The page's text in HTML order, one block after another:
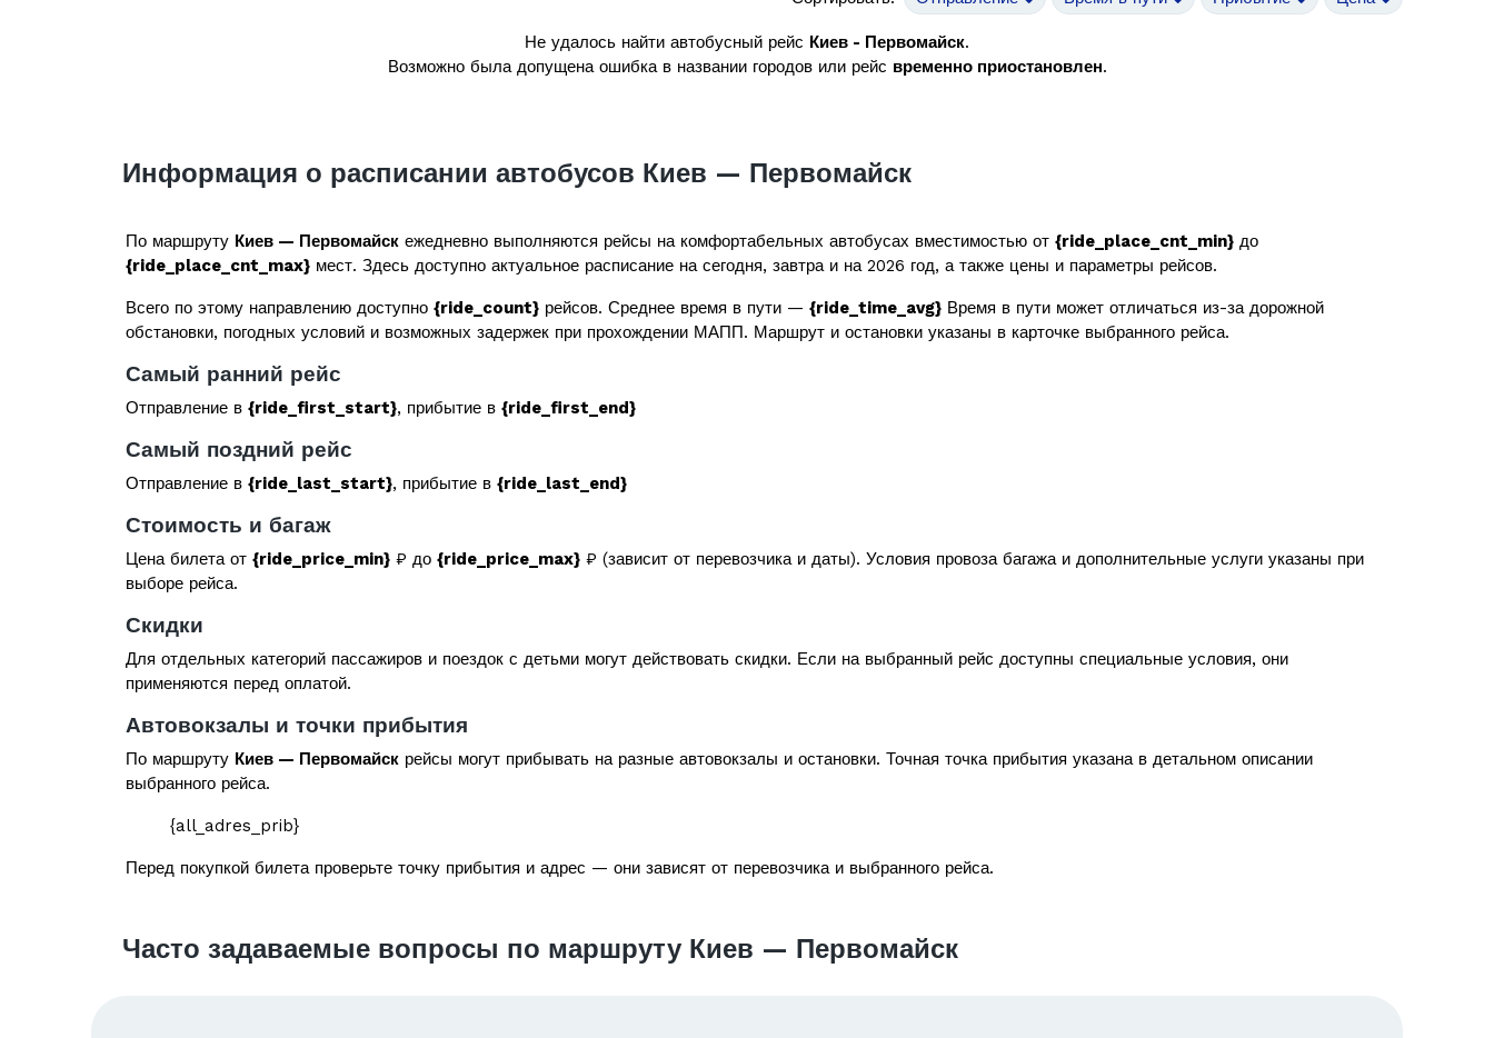
Не удалось найти автобусный рейс Киев - Первомайск.
Возможно была допущена ошибка в названии городов или рейс временно приостановлен.
Информация о расписании автобусов Киев — Первомайск
По маршруту Киев — Первомайск ежедневно выполняются рейсы на комфортабельных автобусах вместимостью от {ride_place_cnt_min} до
{ride_place_cnt_max} мест. Здесь доступно актуальное расписание на сегодня, завтра и на 2026 год, а также цены и параметры рейсов.
Всего по этому направлению доступно {ride_count} рейсов. Среднее время в пути — {ride_time_avg} Время в пути может отличаться из-за дорожной
обстановки, погодных условий и возможных задержек при прохождении МАПП. Маршрут и остановки указаны в карточке выбранного рейса.
Самый ранний рейс
Отправление в {ride_first_start}, прибытие в {ride_first_end}
Самый поздний рейс
Отправление в {ride_last_start}, прибытие в {ride_last_end}
Стоимость и багаж
Цена билета от {ride_price_min} ₽ до {ride_price_max} ₽ (зависит от перевозчика и даты). Условия провоза багажа и дополнительные услуги указаны при
выборе рейса.
Скидки
Для отдельных категорий пассажиров и поездок с детьми могут действовать скидки. Если на выбранный рейс доступны специальные условия, они
применяются перед оплатой.
Автовокзалы и точки прибытия
По маршруту Киев — Первомайск рейсы могут прибывать на разные автовокзалы и остановки. Точная точка прибытия указана в детальном описании
выбранного рейса.
{all_adres_prib}
Перед покупкой билета проверьте точку прибытия и адрес — они зависят от перевозчика и выбранного рейса.
Часто задаваемые вопросы по маршруту Киев — Первомайск